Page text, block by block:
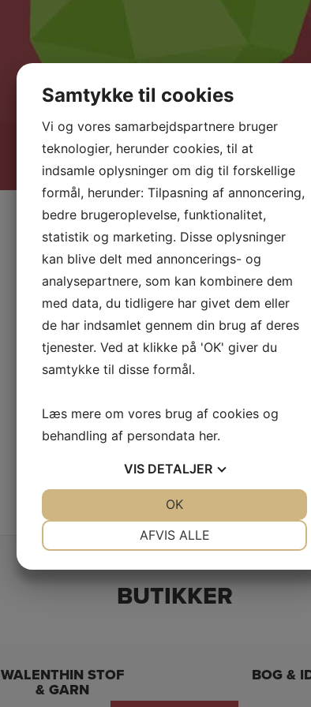
BUTIKKER
WALENTHIN STOF
& GARN
BOG &
Samtykke til cookies
Vi og vores samarbejdspartnere bruger
teknologier, herunder cookies, til at
indsamle oplysninger om dig til forskellige
formål, herunder: Tilpasning af annoncering,
bedre brugeroplevelse, funktionalitet,
statistik og marketing. Disse oplysninger
kan blive delt med annoncerings- og
analysepartnere, som kan kombinere dem
med data, du tidligere har givet dem eller
de har indsamlet gennem din brug af deres
tjenester. Ved at klikke på 'OK' giver du
samtykke til disse formål.
Læs mere om vores brug af cookies og
behandling af persondata her.
VIS DETALJER
AFVIS ALLE
OK